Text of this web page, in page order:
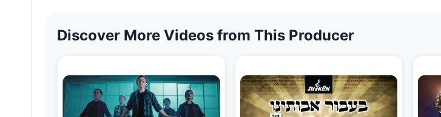
Discover More Videos from This Producer